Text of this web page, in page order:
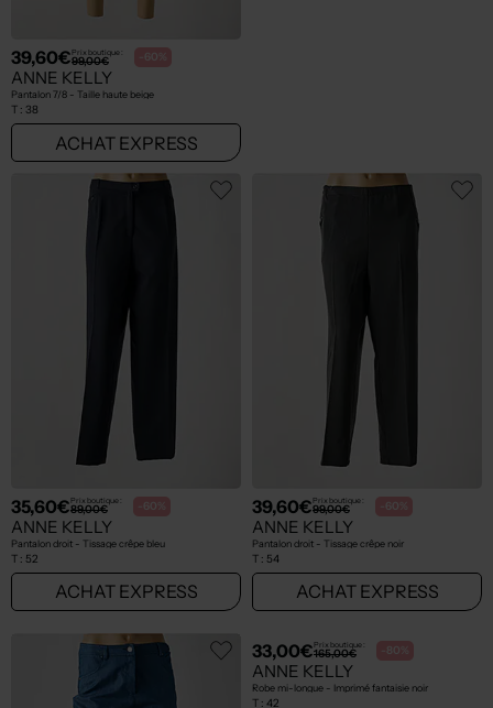
39,60€Prix boutique :
99,00€ -60%
ANNE KELLY
Pantalon 7/8 - Taille haute beige
T : 38
ACHAT EXPRESS
35,60€Prix boutique :
89,00€ -60%
ANNE KELLY
Pantalon droit - Tissage crêpe bleu
T : 52
ACHAT EXPRESS
39,60€Prix boutique :
99,00€ -60%
ANNE KELLY
Pantalon droit - Tissage crêpe noir
T : 54
ACHAT EXPRESS